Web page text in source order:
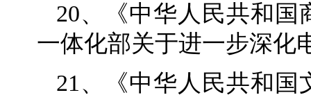
20、《中华人民共和
一体化部关于进一步深化
21、《中华人民共和